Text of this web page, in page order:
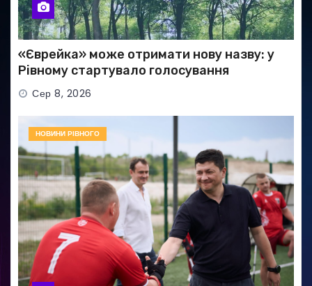
«Єврейка» може отримати нову назву: у
Рівному стартувало голосування
Сер 8, 2026
НОВИНИ РІВНОГО